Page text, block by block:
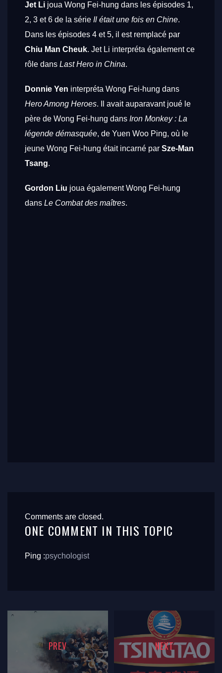
Jet Li joua Wong Fei-hung dans les épisodes 1,
2, 3 et 6 de la série Il était une fois en Chine.
Dans les épisodes 4 et 5, il est remplacé par
Chiu Man Cheuk. Jet Li interpréta également ce
rôle dans Last Hero in China.
Donnie Yen interpréta Wong Fei-hung dans
Hero Among Heroes. Il avait auparavant joué le
père de Wong Fei-hung dans Iron Monkey : La
légende démasquée, de Yuen Woo Ping, où le
jeune Wong Fei-hung était incarné par Sze-Man
Tsang.
Gordon Liu joua également Wong Fei-hung
dans Le Combat des maîtres.
Comments are closed.
ONE COMMENT IN THIS TOPIC
Ping :psychologist
PREV NEXT